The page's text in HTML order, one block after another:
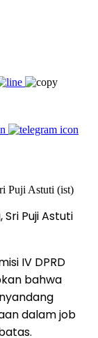
Sri Puji Astuti
IV DPRD
bahwa
dalam job